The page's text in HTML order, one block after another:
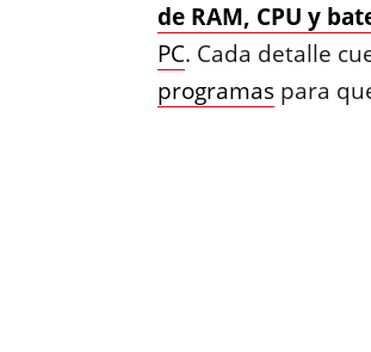
de RAM, CPU y
PC. Cada detalle
programaspara